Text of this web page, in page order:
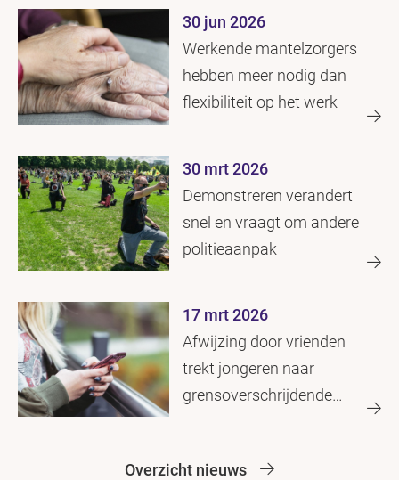
30 jun 2026
Werkende mantelzorgers
hebben meer nodig dan
flexibiliteit op het werk
30 mrt 2026
Demonstreren verandert
snel en vraagt om andere
politieaanpak
17 mrt 2026
Afwijzing door vrienden
trekt jongeren naar
grensoverschrijdende
Overzicht nieuws